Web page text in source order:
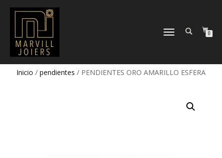
TOGGLE
0
Inicio / pendientes / PENDIENTES ORO AMARILLO ESFERA